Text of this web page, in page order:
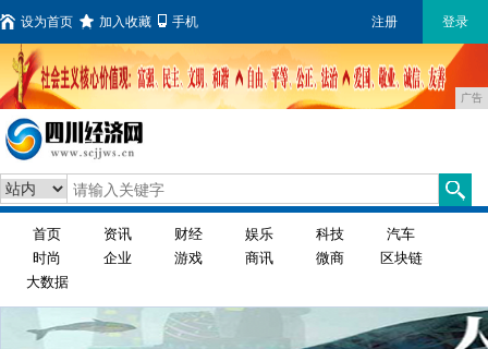
设为首页 加入收藏 手机 注册 登录
广告
首页 资讯 财经 娱乐 科技
汽车
时尚
企业 游戏 商讯 微商
区块链
大数据